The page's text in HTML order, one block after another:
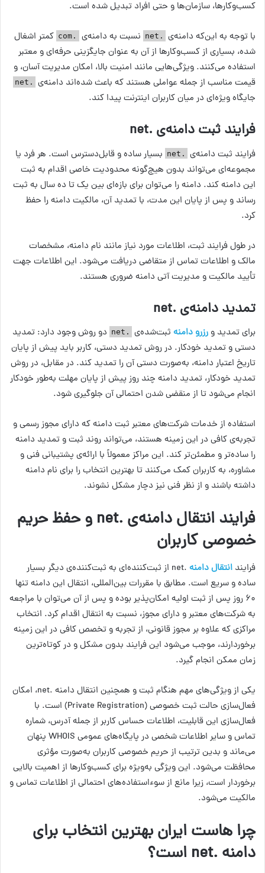
کسب‌وکارها، سازمان‌ها و حتی افراد تبدیل شده است.
با توجه به این‌که دامنه‌ی .net نسبت به دامنه‌ی .com
کمتر اشغال
شده، بسیاری از کسب‌وکارها از آن به عنوان جایگزینی حرفه‌ای و معتبر
استفاده می‌کنند. ویژگی‌هایی مانند امنیت بالا، امکان مدیریت آسان، و
قیمت مناسب از جمله عواملی هستند که باعث شده‌اند دامنه‌ی
.net
جایگاه ویژه‌ای در میان کاربران اینترنت پیدا کند.
فرایند ثبت دامنه‌ی .net
فرایند ثبت دامنه‌ی .net
بسیار ساده و قابل‌دسترس است. هر فرد یا
مجموعه‌ای می‌تواند بدون هیچ‌گونه محدودیت خاصی اقدام به ثبت
این دامنه کند. دامنه را می‌توان برای بازه‌ای بین یک تا ده سال به ثبت
رساند و پس از پایان این مدت، با تمدید آن، مالکیت دامنه را حفظ
کرد.
در طول فرایند ثبت، اطلاعات مورد نیاز مانند نام دامنه، مشخصات
مالک و اطلاعات تماس از متقاضی دریافت می‌شود. این اطلاعات جهت
تأیید مالکیت و مدیریت آتی دامنه ضروری هستند.
تمدید دامنه‌ی .net
برای تمدید و رزرو دامنه‌ ثبت‌شده‌ی .net
دو روش وجود دارد: تمدید
دستی و تمدید خودکار. در روش تمدید دستی، کاربر باید پیش از پایان
تاریخ اعتبار دامنه، به‌صورت دستی آن را تمدید کند. در مقابل، در روش
تمدید خودکار، تمدید دامنه چند روز پیش از پایان مهلت به‌طور خودکار
انجام می‌شود تا از منقضی شدن احتمالی آن جلوگیری شود.
استفاده از خدمات شرکت‌های معتبر ثبت دامنه که دارای مجوز رسمی و
تجربه‌ی کافی در این زمینه هستند، می‌تواند روند ثبت و تمدید دامنه
را ساده‌تر و مطمئن‌تر کند. این مراکز معمولاً با ارائه‌ی پشتیبانی فنی و
مشاوره، به کاربران کمک می‌کنند تا بهترین انتخاب را برای نام دامنه
داشته باشند و از نظر فنی نیز دچار مشکل نشوند.
فرایند انتقال دامنه‌ی .net و حفظ حریم
خصوصی کاربران
فرایند انتقال دامنه‌
.net از ثبت‌کننده‌ای به ثبت‌کننده‌ی دیگر بسیار
ساده و سریع است. مطابق با مقررات بین‌المللی، انتقال این دامنه تنها
۶۰ روز پس از ثبت اولیه امکان‌پذیر بوده و پس از آن می‌توان با مراجعه
به شرکت‌های معتبر و دارای مجوز، نسبت به انتقال اقدام کرد. انتخاب
مراکزی که علاوه بر مجوز قانونی، از تجربه و تخصص کافی در این زمینه
برخوردارند، موجب می‌شود این فرایند بدون مشکل و در کوتاه‌ترین
زمان ممکن انجام گیرد.
یکی از ویژگی‌های مهم هنگام ثبت و همچنین انتقال دامنه .net، امکان
فعال‌سازی حالت ثبت خصوصی (Private Registration) است. با
فعال‌سازی این قابلیت، اطلاعات حساس کاربر از جمله آدرس، شماره
تماس و سایر اطلاعات شخصی در پایگاه‌های عمومی WHOIS پنهان
می‌ماند و بدین ترتیب از حریم خصوصی کاربران به‌صورت مؤثری
محافظت می‌شود. این ویژگی به‌ویژه برای کسب‌وکارها از اهمیت بالایی
برخوردار است، زیرا مانع از سوءاستفاده‌های احتمالی از اطلاعات تماس و
مالکیت می‌شود.
چرا هاست ایران بهترین انتخاب برای
دامنه .net است؟